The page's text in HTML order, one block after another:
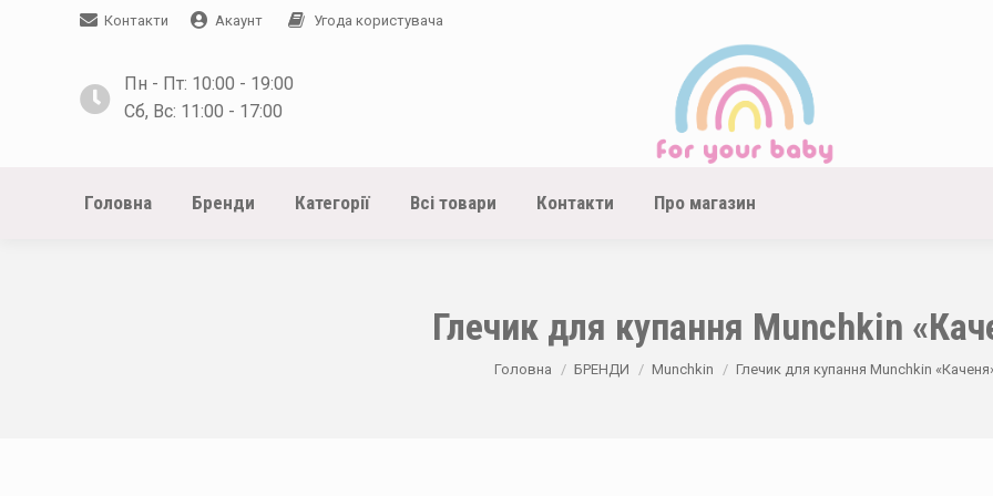
Контакти Акаунт Угода користувача
Пн - Пт: 10:00 - 19:00
Сб, Вс: 11:00 - 17:00
Головна Бренди Категорії Всі товари Контакти Про магазин
Глечик для купання Munchkin
You are here:
Головна БРЕНДИ Munchkin Глечик для купання Munchkin